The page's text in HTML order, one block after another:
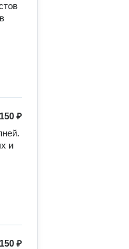
150 ₽
и
150 ₽